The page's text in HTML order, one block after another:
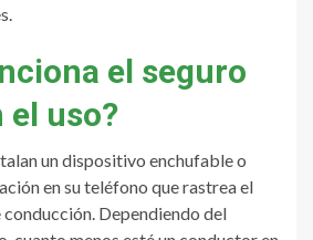
el seguro
el uso?
un dispositivo enchufable o
en su teléfono que rastrea el
Dependiendo del